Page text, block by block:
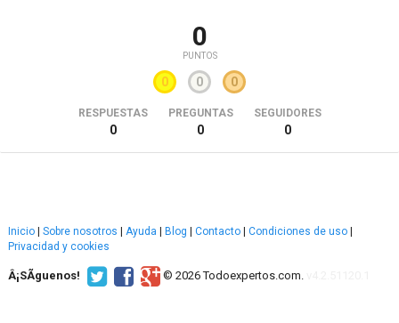
0
PUNTOS
0 0 0
RESPUESTAS
0
PREGUNTAS
0
SEGUIDORES
0
Inicio Sobre nosotros Ayuda Blog Contacto Condiciones de uso
Privacidad y cookies
Â¡SÃ­guenos! © 2026 Todoexpertos.com.